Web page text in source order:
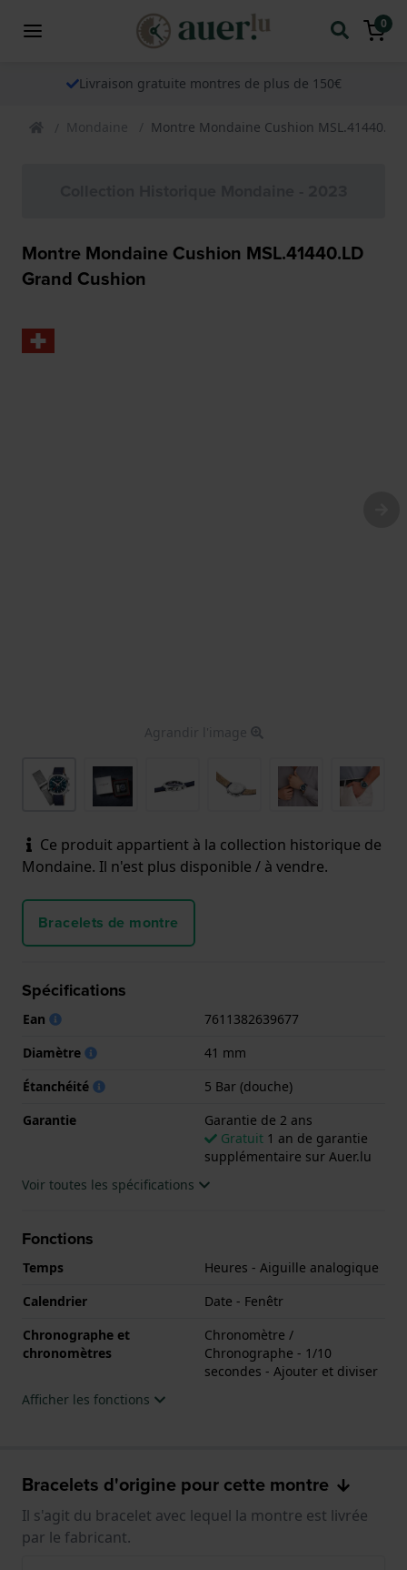
0
Livraison gratuite montres de plus de 150€
Mondaine Montre Mondaine Cushion
Montre Mondaine Cushion MSL.41440.LD
Grand Cushion
Agrandir l'image
Ce produit appartient à la collection historique de
Mondaine. Il n'est plus disponible / à vendre.
Bracelets de montre
Spécifications
Ean
7611382639677
Diamètre
41 mm
Étanchéité
5 Bar (douche)
Garantie
Garantie de 2 ans
Gratuit 1 an de garantie
supplémentaire sur Auer.lu
Voir toutes les spécifications
Fonctions
Temps
Heures - Aiguille analogique
Calendrier
Date - Fenêtr
Chronographe et
chronomètres
Chronomètre /
Chronographe - 1/10
secondes - Ajouter et diviser
Afficher les fonctions
Bracelets d'origine pour cette montre
Il s'agit du bracelet avec lequel la montre est livrée
par le fabricant.